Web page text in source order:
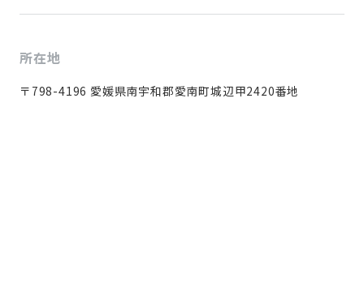
所在地
〒798-4196 愛媛県南宇和郡愛南町城辺甲2420番地